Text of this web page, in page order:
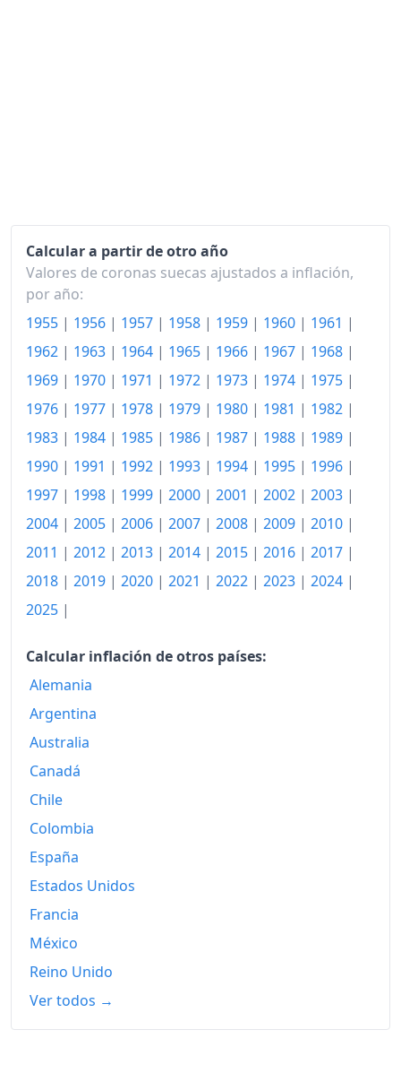
1991
614.61
1993
658.89
1994
673.10
1995
689.65
1996
693.31
1997
697.90
1998
696.02
699.24
2000
2002
2003
2004
2006
2007
2009
2010
2011
Calcular a partir de otro año
Valores de coronas suecas ajustados a inflación,
por año:
1955 | 1956 | 1957 | 1958 | 1959 | 1960 | 1961 |
1962 | 1963 | 1964 | 1965 | 1966 | 1967 | 1968 |
1969 | 1970 | 1971 | 1972 | 1973 | 1974 | 1975 |
1976 | 1977 | 1978 | 1979 | 1980 | 1981 | 1982 |
1983 | 1984 | 1985 | 1986 | 1987 | 1988 | 1989 |
1990 | 1991 | 1992 | 1993 | 1994 | 1995 | 1996 |
1997 | 1998 | 1999 | 2000 | 2001 | 2002 | 2003 |
2004 | 2005 | 2006 | 2007 | 2008 | 2009 | 2010 |
2011 | 2012 | 2013 | 2014 | 2015 | 2016 | 2017 |
2018 | 2019 | 2020 | 2021 | 2022 | 2023 | 2024 |
2025 |
Calcular inflación de otros países:
Alemania
Argentina
Australia
Canadá
Chile
Colombia
España
Estados Unidos
Francia
México
Reino Unido
Ver todos →